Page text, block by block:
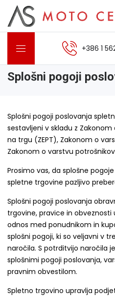
+386 1
Splošni pogoji
Splošni pogoji poslovanja
sestavljeni v skladu z
na trgu (ZEPT), Zakonom o
Zakonom o varstvu potrošnikov
Prosimo vas, da splošne
spletne trgovine pazljivo
Splošni pogoji poslovanja
trgovine, pravice in obveznosti
odnos med ponudnikom in
splošni pogoji, ki so veljavni v
naročila. S potrditvijo naročila
splošnimi pogoji poslovanja,
pravnim obvestilom.
Spletno trgovino upravlja